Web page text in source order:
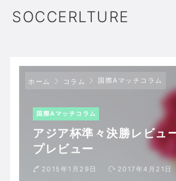
SOCCERLTURE
ホーム コラム 国際Aマッチコラム
国際Aマッチコラム
アジア杯準々決勝レビュ
プレビュー
2015年1月29日 2017年4月21日